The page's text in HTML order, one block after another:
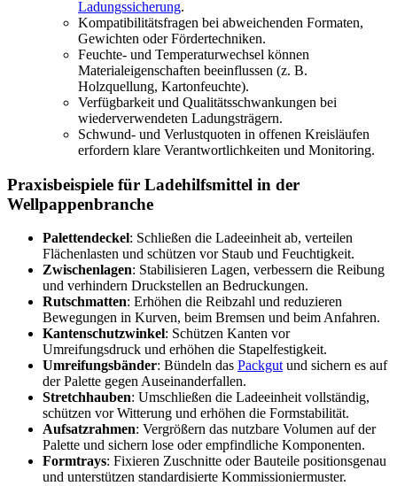
Ladungssicherung.
Kompatibilitätsfragen bei abweichenden Formaten,
Gewichten oder Fördertechniken.
Feuchte- und Temperaturwechsel können
Materialeigenschaften beeinflussen (z. B.
Holzquellung, Kartonfeuchte).
Verfügbarkeit und Qualitätsschwankungen bei
wiederverwendeten Ladungsträgern.
Schwund- und Verlustquoten in offenen Kreisläufen
erfordern klare Verantwortlichkeiten und Monitoring.
Praxisbeispiele für Ladehilfsmittel in der
Wellpappenbranche
Palettendeckel: Schließen die Ladeeinheit ab, verteilen
Flächenlasten und schützen vor Staub und Feuchtigkeit.
Zwischenlagen: Stabilisieren Lagen, verbessern die Reibung
und verhindern Druckstellen an Bedruckungen.
Rutschmatten: Erhöhen die Reibzahl und reduzieren
Bewegungen in Kurven, beim Bremsen und beim Anfahren.
Kantenschutzwinkel: Schützen Kanten vor
Umreifungsdruck und erhöhen die Stapelfestigkeit.
Umreifungsbänder: Bündeln das Packgutund sichern es auf
der Palette gegen Auseinanderfallen.
Stretchhauben: Umschließen die Ladeeinheit vollständig,
schützen vor Witterung und erhöhen die Formstabilität.
Aufsatzrahmen: Vergrößern das nutzbare Volumen auf der
Palette und sichern lose oder empfindliche Komponenten.
Formtrays: Fixieren Zuschnitte oder Bauteile positionsgenau
und unterstützen standardisierte Kommissioniermuster.